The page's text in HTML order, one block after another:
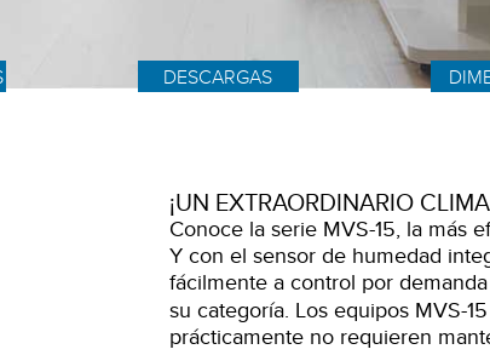
DESCARGAS
¡UN EXTRAORDINARIO
Conoce la serie MVS-15, la más
Y con el sensor de humedad
fácilmente a control por
su categoría. Los equipos MVS-
prácticamente no requieren